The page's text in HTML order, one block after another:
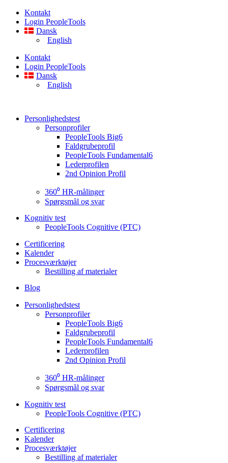
Videre
indhold
Kontakt
Login PeopleTools
Dansk
English
Kontakt
Login PeopleTools
Dansk
English
Personlighedstest
Personprofiler
PeopleTools Big6
Faldgrubeprofil
PeopleTools Fundamental6
Lederprofilen
2nd Opinion Profil
360⁰ HR-målinger
Spørgsmål og svar
Kognitiv test
PeopleTools Cognitive (PTC)
Certificering
Kalender
Procesværktøjer
Bestilling af materialer
Blog
Personlighedstest
Personprofiler
PeopleTools Big6
Faldgrubeprofil
PeopleTools Fundamental6
Lederprofilen
2nd Opinion Profil
360⁰ HR-målinger
Spørgsmål og svar
Kognitiv test
PeopleTools Cognitive (PTC)
Certificering
Kalender
Procesværktøjer
Bestilling af materialer